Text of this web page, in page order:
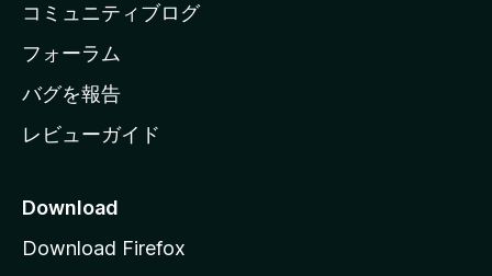
ー
ジ
へ
コミュニティブログ
フォーラム
バグを報告
レビューガイド
Download
Download Firefox